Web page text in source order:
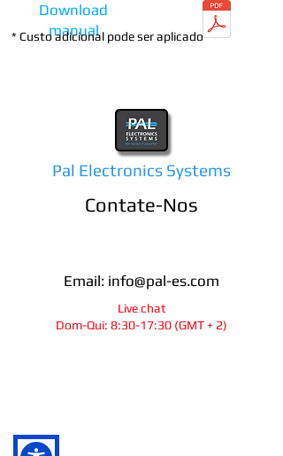
Download
manual
Download manual
* Custo adicional pode ser aplicado
Pal Electronics Systems
Contate-Nos
Email: info@pal-es.com
Live chat
Dom-Qui: 8:30-17:30 (GMT + 2)
info@pal-es.com